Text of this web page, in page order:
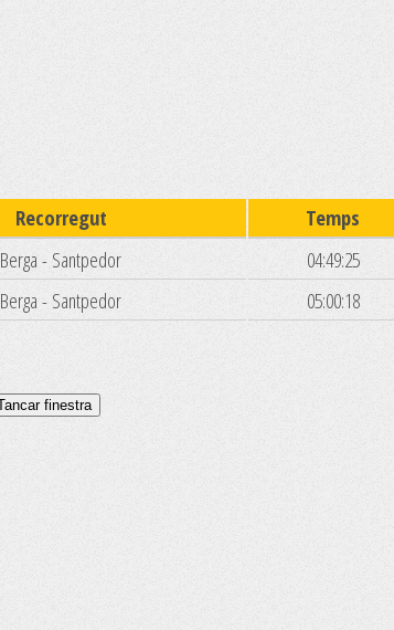
Recorregut Temps
Berga - Santpedor
04:49:25
Berga - Santpedor 05:00:18